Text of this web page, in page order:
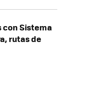
con Sistema
rutas de